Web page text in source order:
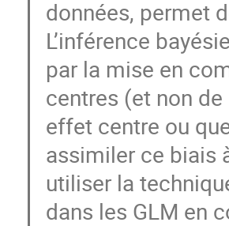
données, permet
L’inférence
par la mise en
centres (et non
effet centre ou
assimiler ce biais
utiliser la
dans les GLM en